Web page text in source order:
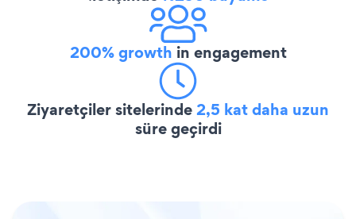
200% growth in engagement
Ziyaretçiler sitelerinde2,5 kat daha uzun
süre geçirdi